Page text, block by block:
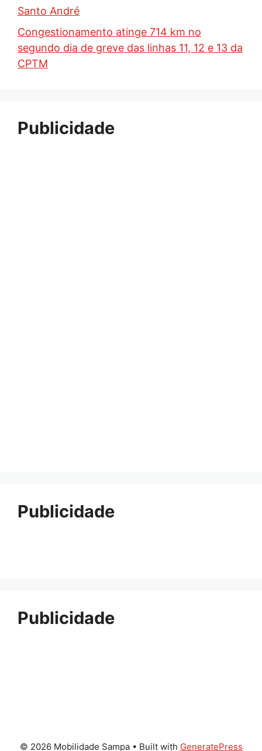
Santo André
Congestionamento atinge 714 km no
segundo dia de greve das linhas 11, 12 e 13 da
CPTM
Publicidade
Publicidade
Publicidade
© 2026 Mobilidade Sampa• Built with GeneratePress